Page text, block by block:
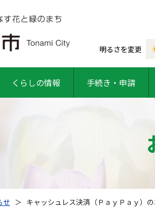
明るさを変更
くらしの情報 手続き・申請
せ ＞ キャッシュレス決済（ＰａｙＰａｙ）